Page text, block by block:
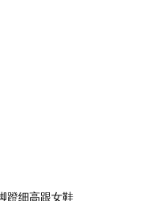
蹬细高跟女鞋